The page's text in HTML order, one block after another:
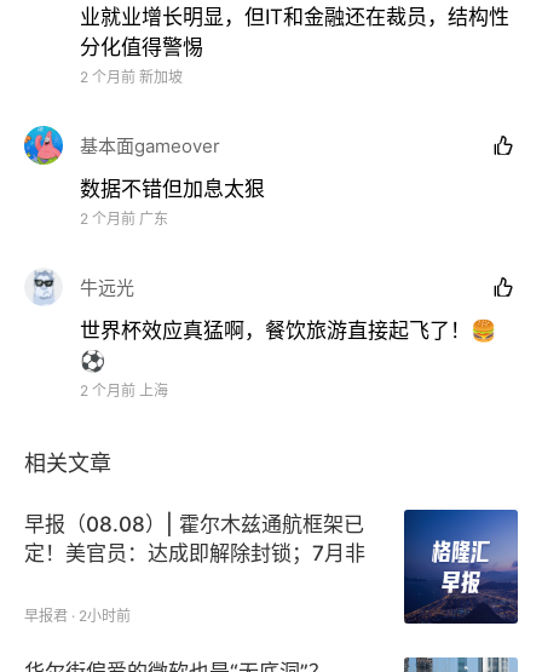
预计， 世界杯期间，赛事经济和旅游外需对美国服务业
的提振，将带动美国经济阶段性过热，这意味着未来1-
2个月美国就业、通胀和超级核心通胀仍存在超预期向
上的可能，叠加AI和油价的影响，9月前美联储的加息
预期很难被撼动。不过，从9月开始，市场计价的加息
预期可能面临回调，今年夏天可能是美联储加息预期的
高点。一方面，世界杯结束后，美国的增长预期相较夏
需求仍然疲软，这使得中期选举前，特朗普可能对美联
储施加政治压力。此外，紧货币预期本身也可能给经济
带来更大的下行压力。多重因素作用下，届时市场定价
的今年12月加息预期面临回吐风险。
风险提示：
长，引发金融系统流动性危机。
业就业增长明显，但IT和金融还在裁员，结构性
分化值得警惕
2 个月前 新加坡
基本面gameover 
数据不错但加息太狠
2 个月前 广东
牛远光 
世界杯效应真猛啊，餐饮旅游直接起飞了！🍔
⚽️
2 个月前 上海
相关文章
早报（08.08）| 霍尔木兹通航框架已
定！美官员：达成即解除封锁；7月非
库克行动
早报君 · 2小时前